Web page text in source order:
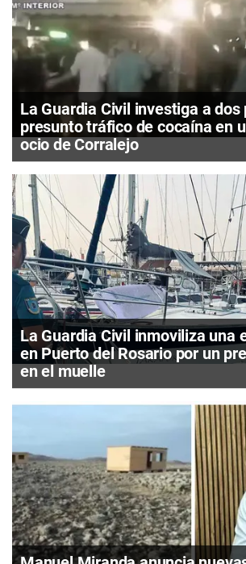
La Guardia Civil investiga a dos
presunto tráfico de cocaína en
ocio de Corralejo
La Guardia Civil inmoviliza una
en Puerto del Rosario por un
en el muelle